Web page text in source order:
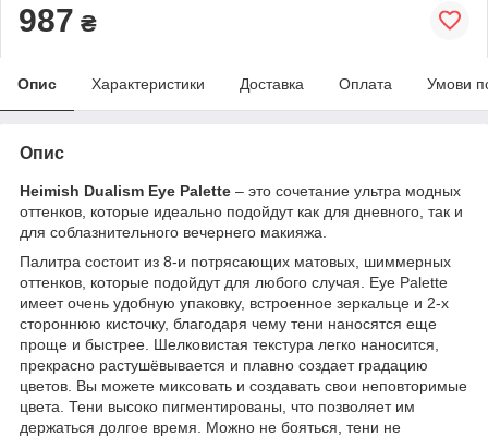
987 ₴
Опис Характеристики Доставка Оплата Умови
Опис
Heimish Dualism Eye Palette – это сочетание ультра модных
оттенков, которые идеально подойдут как для дневного, так и
для соблазнительного вечернего макияжа.
Палитра состоит из 8-и потрясающих матовых, шиммерных
оттенков, которые подойдут для любого случая. Eye Palette
имеет очень удобную упаковку, встроенное зеркальце и 2-х
стороннюю кисточку, благодаря чему тени наносятся еще
проще и быстрее. Шелковистая текстура легко наносится,
прекрасно растушёвывается и плавно создает градацию
цветов. Вы можете миксовать и создавать свои неповторимые
цвета. Тени высоко пигментированы, что позволяет им
держаться долгое время. Можно не бояться, тени не